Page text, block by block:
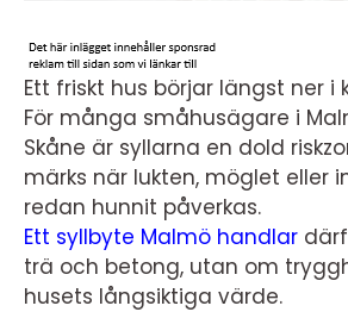
Ett friskt hus börjar längst ner i
För många småhusägare i
Skåne är syllarna en dold
märks när lukten, möglet eller
redan hunnit påverkas.
Ett syllbyte Malmö handlar
trä och betong, utan om
husets långsiktiga värde.